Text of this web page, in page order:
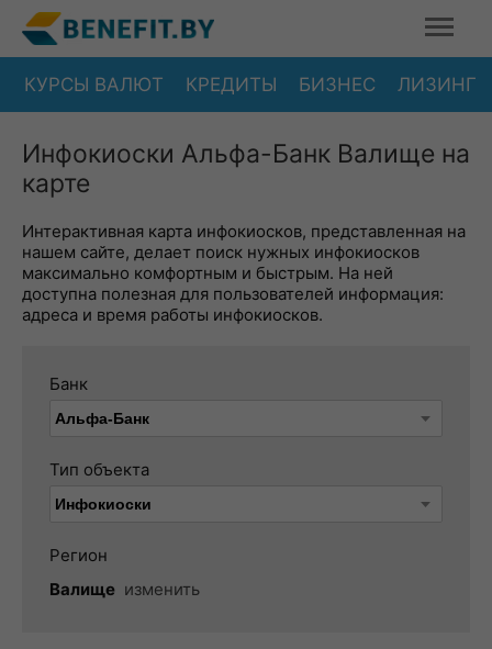
КУРСЫ ВАЛЮТ КРЕДИТЫ БИЗНЕС ЛИЗИНГ
Инфокиоски Альфа-Банк Валище на
карте
Интерактивная карта инфокиосков, представленная на
нашем сайте, делает поиск нужных инфокиосков
максимально комфортным и быстрым. На ней
доступна полезная для пользователей информация:
адреса и время работы инфокиосков.
Банк
Тип объекта
Регион
Валище изменить